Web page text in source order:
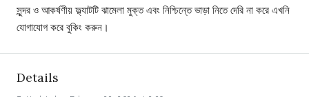
সুন্দর ও আকর্ষণীয় ফ্ল্যাটটি ঝামেলা মুক্ত এবং নিশ্চিন্তে ভাড়া নিতে দেরি না করে এখনি
যোগাযোগ করে বুকিং করুন।
Details